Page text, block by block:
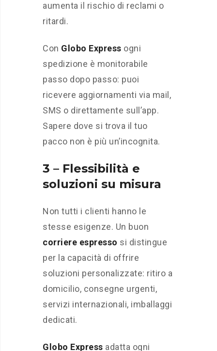
aumenta il rischio di reclami o
ritardi.
Con Globo Express ogni
spedizione è monitorabile
passo dopo passo: puoi
ricevere aggiornamenti via mail,
SMS o direttamente sull’app.
Sapere dove si trova il tuo
pacco non è più un’incognita.
3 – Flessibilità e
soluzioni su misura
Non tutti i clienti hanno le
stesse esigenze. Un buon
corriere espresso si distingue
per la capacità di offrire
soluzioni personalizzate: ritiro a
domicilio, consegne urgenti,
servizi internazionali, imballaggi
dedicati.
Globo Express adatta ogni